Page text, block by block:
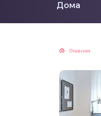
Дома
Главная